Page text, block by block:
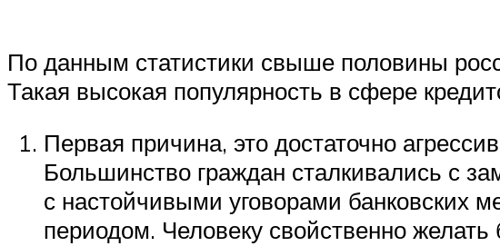
По данным статистики свыше половины
Такая высокая популярность в сфере
Первая причина, это достаточно
Большинство граждан сталкивались с
с настойчивыми уговорами банковских
периодом. Человеку свойственно